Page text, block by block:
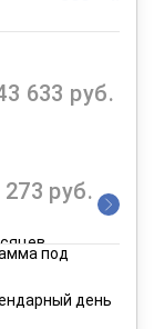
633 руб.
руб.
637 руб.
под
день